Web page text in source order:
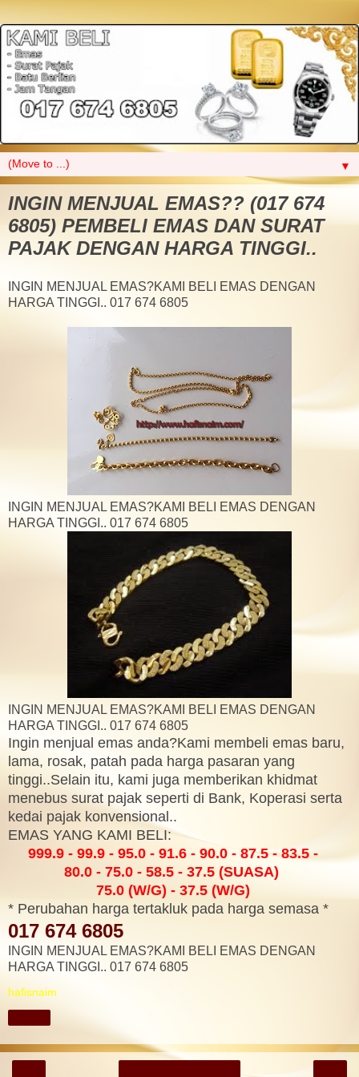
▼
INGIN MENJUAL EMAS?? (017 674
6805) PEMBELI EMAS DAN SURAT
PAJAK DENGAN HARGA TINGGI..
INGIN MENJUAL EMAS?KAMI BELI EMAS DENGAN
HARGA TINGGI.. 017 674 6805
INGIN MENJUAL EMAS?KAMI BELI EMAS DENGAN
HARGA TINGGI.. 017 674 6805
INGIN MENJUAL EMAS?KAMI BELI EMAS DENGAN
HARGA TINGGI.. 017 674 6805
Ingin menjual emas anda?Kami membeli emas baru,
lama, rosak, patah pada harga pasaran yang
tinggi..Selain itu, kami juga memberikan khidmat
menebus surat pajak seperti di Bank, Koperasi serta
kedai pajak konvensional..
EMAS YANG KAMI BELI:
999.9 - 99.9 - 95.0 - 91.6 - 90.0 - 87.5 - 83.5 -
80.0 - 75.0 - 58.5 - 37.5 (SUASA)
75.0 (W/G) - 37.5 (W/G)
* Perubahan harga tertakluk pada harga semasa *
017 674 6805
INGIN MENJUAL EMAS?KAMI BELI EMAS DENGAN
HARGA TINGGI.. 017 674 6805
hafisnaim